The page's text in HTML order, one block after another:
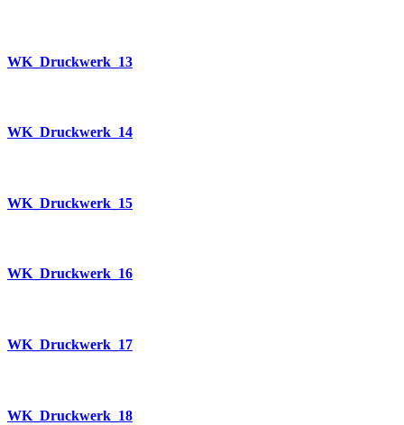
WK_Druckwerk_13
WK_Druckwerk_14
WK_Druckwerk_15
WK_Druckwerk_16
WK_Druckwerk_17
WK_Druckwerk_18